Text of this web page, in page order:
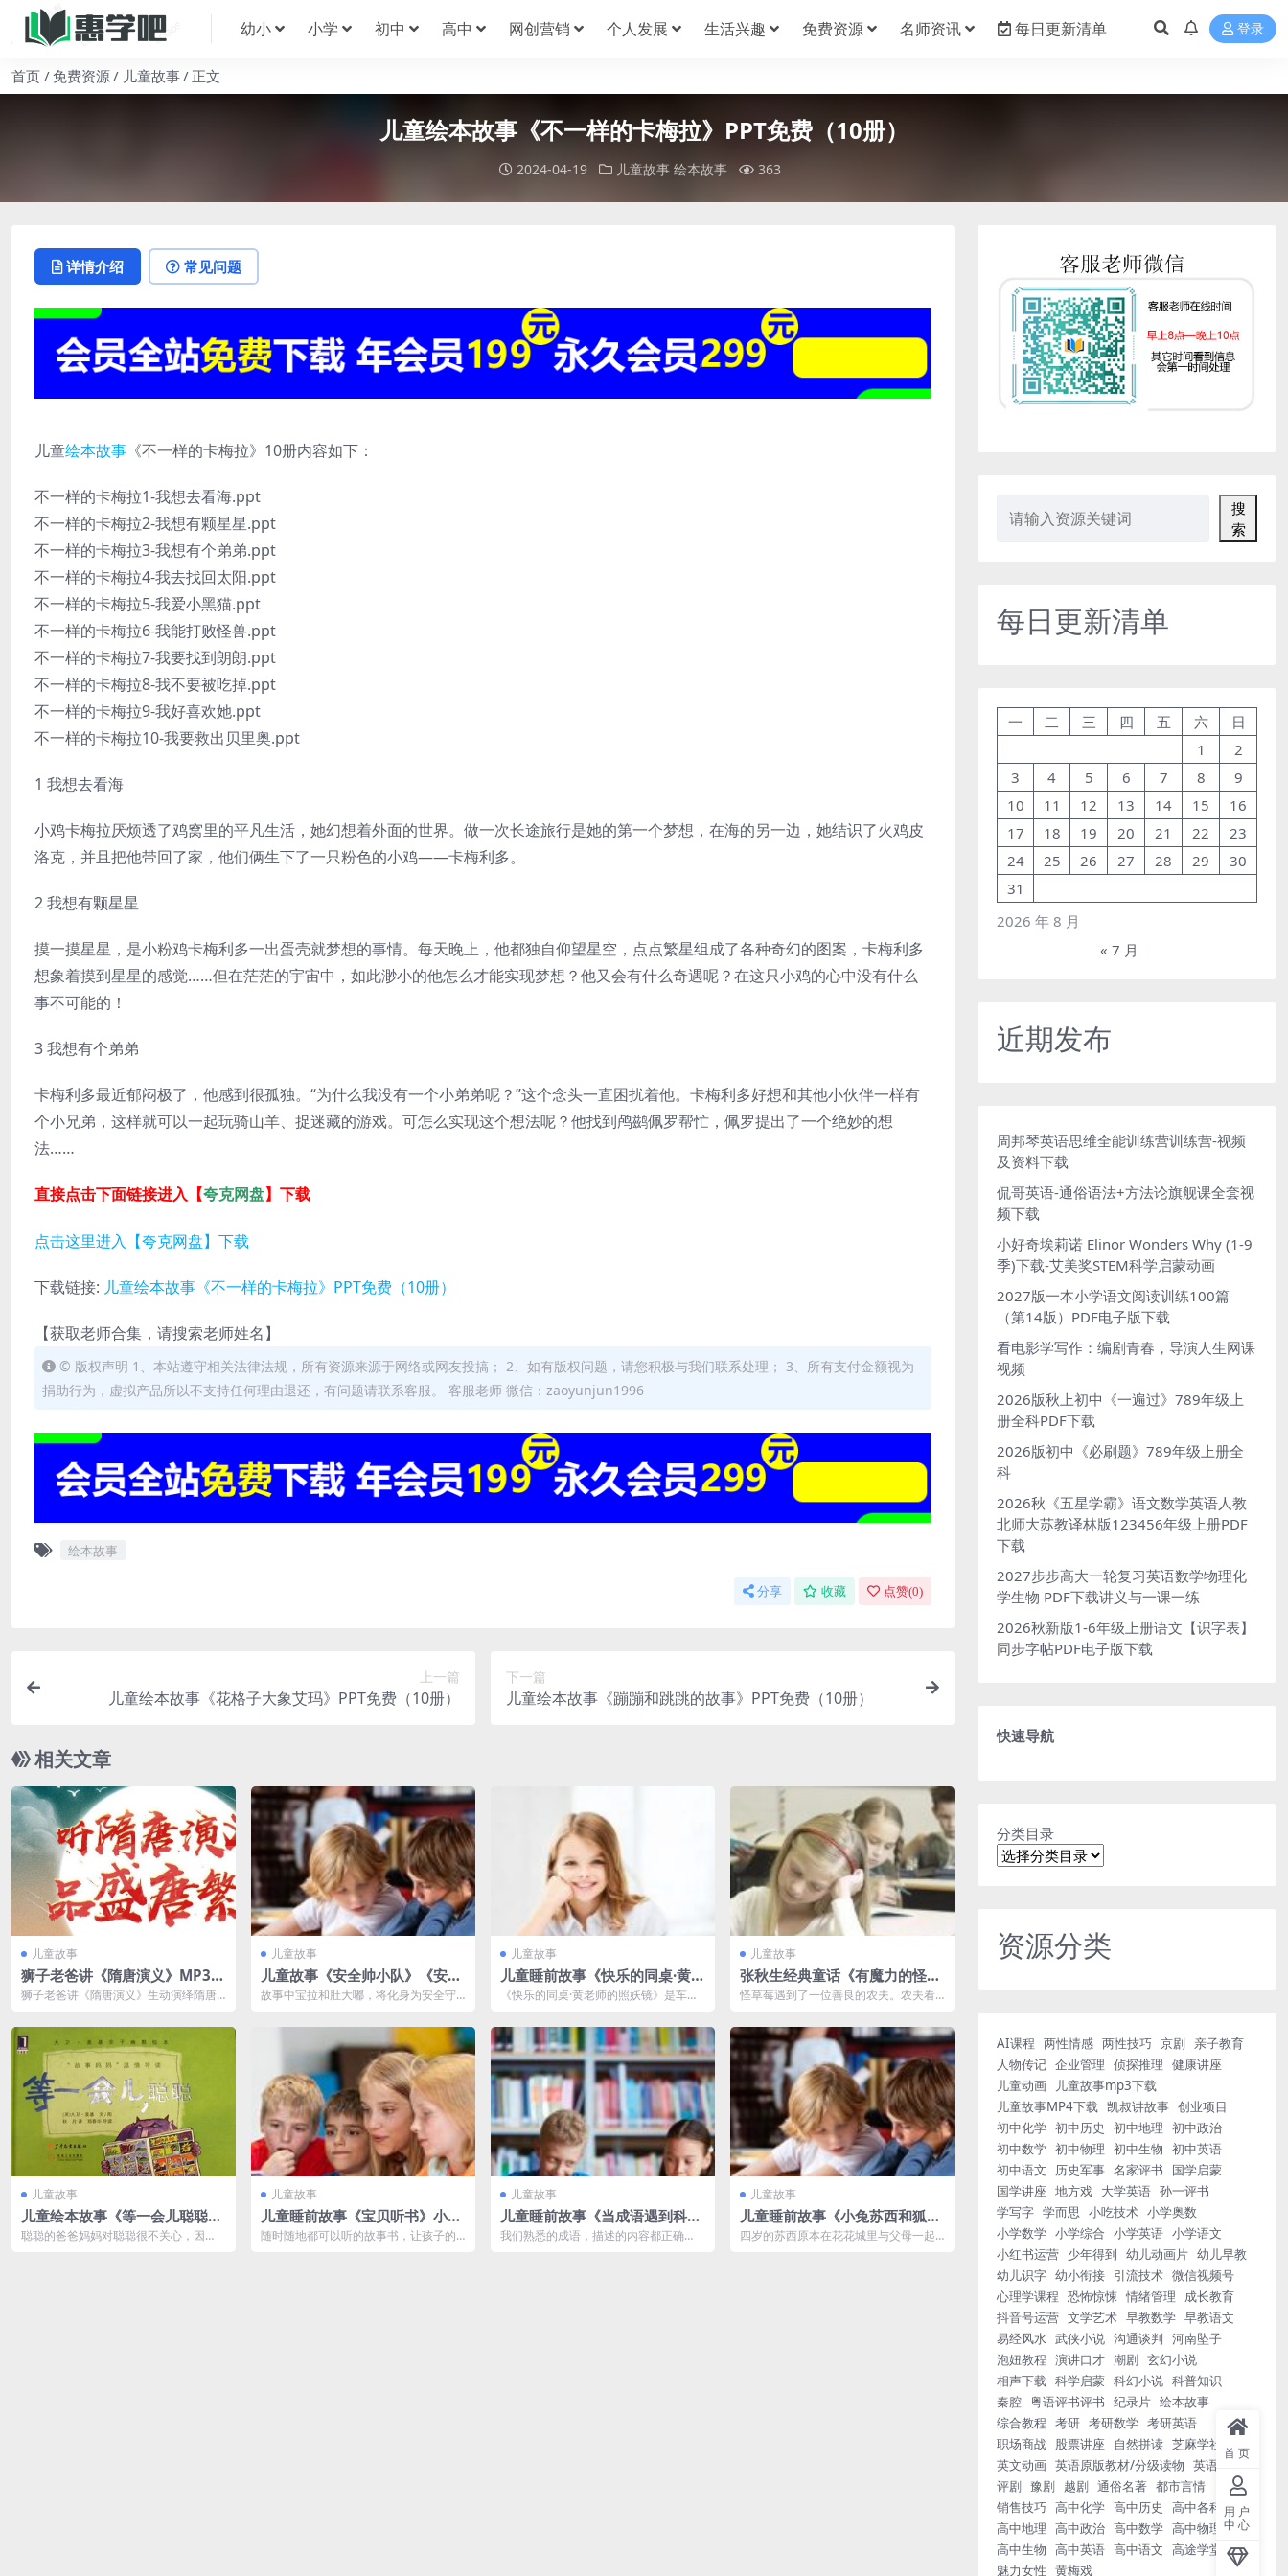
幼小 小学 初中 高中 网创营销 个人发展 生活兴趣 免费资源 名师资讯 每日更新清单 登录
首页 免费资源 儿童故事 正文
儿童绘本故事《不一样的卡梅拉》PPT免费（10册）
2024-04-19 儿童故事 绘本故事 363
详情介绍 常见问题
儿童绘本故事 《不一样的卡梅拉》10册内容如下：
不一样的卡梅拉1-我想去看海.ppt
不一样的卡梅拉2-我想有颗星星.ppt
不一样的卡梅拉3-我想有个弟弟.ppt
不一样的卡梅拉4-我去找回太阳.ppt
不一样的卡梅拉5-我爱小黑猫.ppt
不一样的卡梅拉6-我能打败怪兽.ppt
不一样的卡梅拉7-我要找到朗朗.ppt
不一样的卡梅拉8-我不要被吃掉.ppt
不一样的卡梅拉9-我好喜欢她.ppt
不一样的卡梅拉10-我要救出贝里奥.ppt
1 我想去看海
小鸡卡梅拉厌烦透了鸡窝里的平凡生活，她幻想着外面的世界。做一次长途旅行是她的第一个梦想，在海的另一边，她结识了火鸡皮
洛克，并且把他带回了家，他们俩生下了一只粉色的小鸡——卡梅利多。
2 我想有颗星星
摸一摸星星，是小粉鸡卡梅利多一出蛋壳就梦想的事情。每天晚上，他都独自仰望星空，点点繁星组成了各种奇幻的图案，卡梅利多
想象着摸到星星的感觉……但在茫茫的宇宙中，如此渺小的他怎么才能实现梦想？他又会有什么奇遇呢？在这只小鸡的心中没有什么
事不可能的！
3 我想有个弟弟
卡梅利多最近郁闷极了，他感到很孤独。“为什么我没有一个小弟弟呢？”这个念头一直困扰着他。卡梅利多好想和其他小伙伴一样有
个小兄弟，这样就可以一起玩骑山羊、捉迷藏的游戏。可怎么实现这个想法呢？他找到鸬鹚佩罗帮忙，佩罗提出了一个绝妙的想
法……
直接点击下面链接进入【夸克网盘】下载
点击这里进入【夸克网盘】下载
下载链接: 儿童绘本故事《不一样的卡梅拉》PPT免费（10册）
【获取老师合集，请搜索老师姓名】
© 版权声明 1、本站遵守相关法律法规，所有资源来源于网络或网友投搞； 2、如有版权问题，请您积极与我们联系处理； 3、所有支付金额视为
捐助行为，虚拟产品所以不支持任何理由退还，有问题请联系客服。 客服老师 微信：zaoyunjun1996
绘本故事
分享 收藏 点赞(0)
上一篇
儿童绘本故事《花格子大象艾玛》PPT免费（10册）
下一篇
儿童绘本故事《蹦蹦和跳跳的故事》PPT免费（10册）
相关文章
儿童故事
狮子老爸讲《隋唐演义》MP3免
费打包 1896集
狮子老爸讲《隋唐演义》生动演绎隋唐
包罗人名物名...
儿童故事
儿童故事《安全帅小队》《安全
帅小队之逆光战士》MP3打包下
故事中宝拉和肚大嘟，将化身为安全守
故事，教...
儿童故事
儿童睡前故事《快乐的同桌·黄老
师的照妖镜》MP3免费打包
《快乐的同桌·黄老师的照妖镜》是车培
年1班五...
儿童故事
张秋生经典童话《有魔力的怪草
莓》MP3免费打包 7集
怪草莓遇到了一位善良的农夫。农夫看
不仅给怪草莓...
儿童故事
儿童绘本故事《等一会儿聪聪》
PPT免费
聪聪的爸爸妈妈对聪聪很不关心，因
儿童故事
儿童睡前故事《宝贝听书》小孩
故事200篇MP3免费打包下载
随时随地都可以听的故事书，让孩子的
儿童故事
儿童睡前故事《当成语遇到科
学》MP3免费打包 凯叔出品
我们熟悉的成语，描述的内容都正确
儿童故事
儿童睡前故事《小兔苏西和狐狸
安娜》MP3免费打包 21集
四岁的苏西原本在花花城里与父母一起
搜
索
每日更新清单
2026 年 8 月
一 二 三 四 五 六
日
1
2
3
4 5 6 7 8
9
10
11 12 13 14 15
16
17
18 19 20 21 22
23
24
25 26 27 28 29
30
31
« 7 月
近期发布
周邦琴英语思维全能训练营训练营-视频
及资料下载
侃哥英语-通俗语法+方法论旗舰课全套视
频下载
小好奇埃莉诺 Elinor Wonders Why (1-9
季)下载-艾美奖STEM科学启蒙动画
2027版一本小学语文阅读训练100篇
（第14版）PDF电子版下载
看电影学写作：编剧青春，导演人生网课
视频
2026版秋上初中《一遍过》789年级上
册全科PDF下载
2026版初中《必刷题》789年级上册全
科
2026秋《五星学霸》语文数学英语人教
北师大苏教译林版123456年级上册PDF
下载
2027步步高大一轮复习英语数学物理化
学生物 PDF下载讲义与一课一练
2026秋新版1-6年级上册语文【识字表】
同步字帖PDF电子版下载
快速导航
分类目录
资源分类
AI课程 两性情感 两性技巧 京剧 亲子教育
人物传记 企业管理 侦探推理 健康讲座
儿童动画
儿童故事mp3下载
儿童故事MP4下载 凯叔讲故事 创业项目
初中化学 初中历史 初中地理 初中政治
初中数学 初中物理 初中生物 初中英语
初中语文
历史军事 名家评书
国学启蒙
国学讲座 地方戏 大学英语 孙一评书
学写字 学而思 小吃技术 小学奥数
小学数学 小学综合 小学英语 小学语文
小红书运营 少年得到 幼儿动画片 幼儿早教
幼儿识字 幼小衔接 引流技术 微信视频号
心理学课程 恐怖惊悚 情绪管理
成长教育
抖音号运营 文学艺术 早教数学 早教语文
易经风水 武侠小说 沟通谈判 河南坠子
泡妞教程 演讲口才 潮剧 玄幻小说
相声下载 科学启蒙 科幻小说 科普知识
秦腔 粤语评书评书 纪录片 绘本故事
综合教程 考研 考研数学 考研英语
职场商战 股票讲座 自然拼读 芝麻学社
英文动画 英语原版教材/分级读物 英语小说
评剧 豫剧 越剧 通俗名著 都市言情
销售技巧 高中化学 高中历史
高中各科汇总
高中地理 高中政治 高中数学 高中物理
高中生物 高中英语 高中语文 高途学堂
魅力女性 黄梅戏
首页
用户
中心